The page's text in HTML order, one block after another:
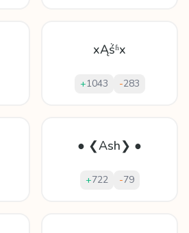
xĄṥʱx
+1043 -283
● ❮Ash❯ ●
+722 -79